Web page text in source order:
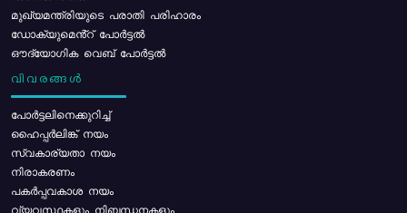
മുഖ്യമന്ത്രിയുടെ പരാതി പരിഹാരം
ഡോക്യുമെൻ്റ് പോർട്ടൽ
ഔദ്യോഗിക വെബ് പോർട്ടൽ
വിവരങ്ങൾ
പോര്‍ട്ടലിനെക്കുറിച്ച്
ഹൈപ്പർലിങ്ക് നയം
സ്വകാര്യതാ നയം
നിരാകരണം
പകർപ്പവകാശ നയം
വ്യവസ്ഥകളും നിബന്ധനകളും